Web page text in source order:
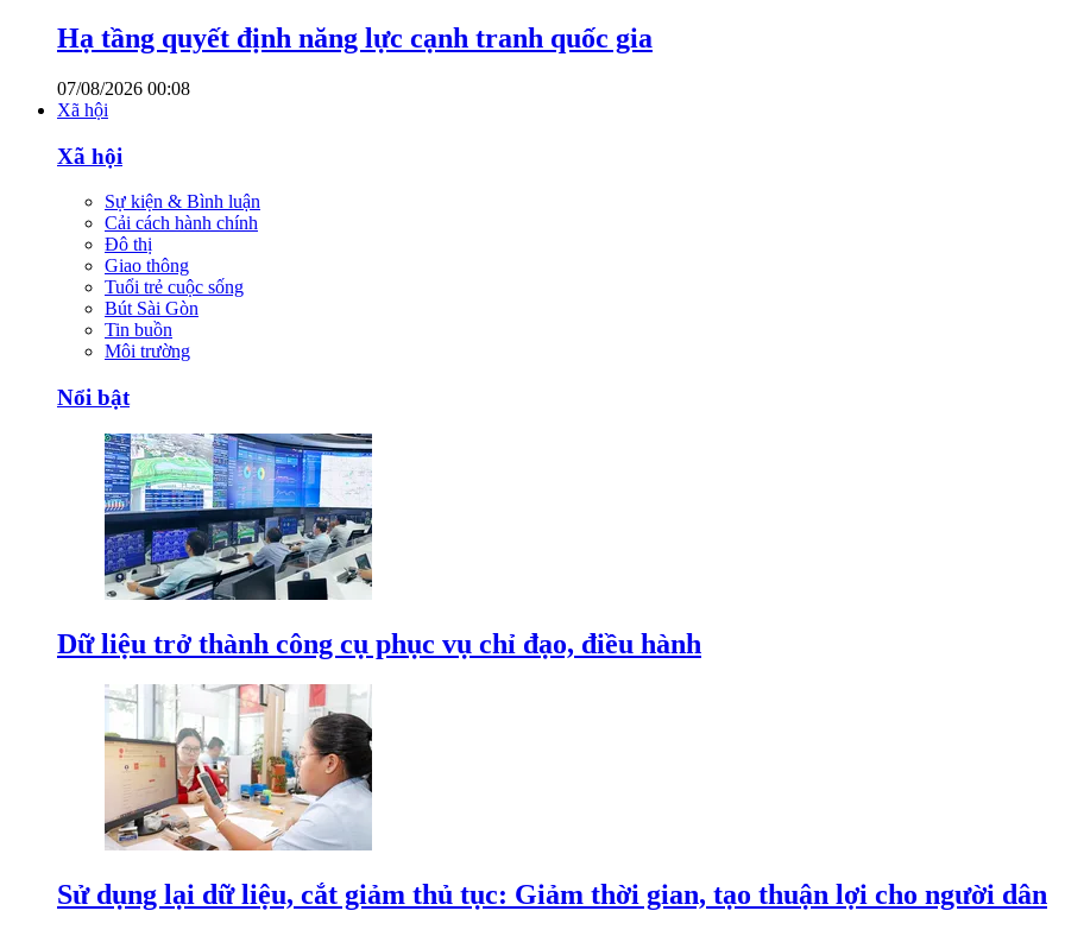
Hạ tầng quyết định năng lực cạnh tranh quốc gia
07/08/2026 00:08
Xã hội
Xã hội
Sự kiện & Bình luận
Cải cách hành chính
Đô thị
Giao thông
Tuổi trẻ cuộc sống
Bút Sài Gòn
Tin buồn
Môi trường
Nổi bật
Dữ liệu trở thành công cụ phục vụ chỉ đạo, điều hành
Sử dụng lại dữ liệu, cắt giảm thủ tục: Giảm thời gian, tạo thuận lợi cho người dân